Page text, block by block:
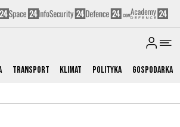
Transport Klimat Polityka Gospodarka